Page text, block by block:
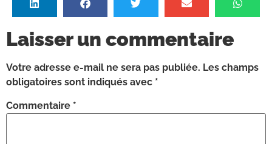
Laisser un commentaire
Votre adresse e-mail ne sera pas publiée. Les champs
obligatoires sont indiqués avec *
Commentaire *